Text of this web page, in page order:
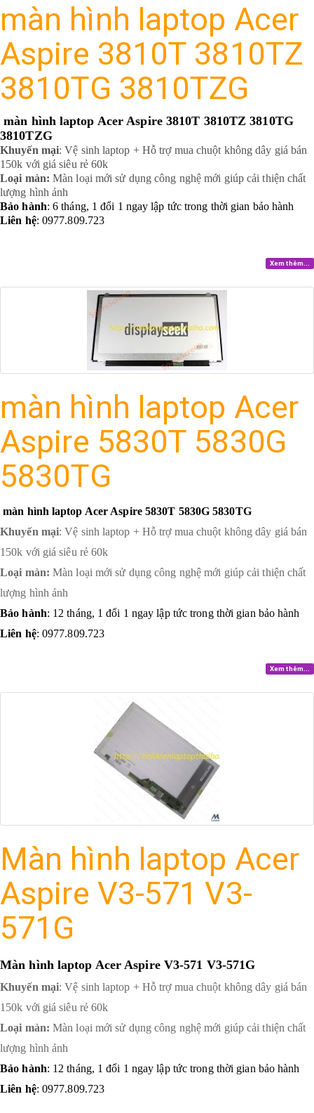
màn hình laptop Acer
Aspire 3810T 3810TZ
3810TG 3810TZG
màn hình laptop Acer Aspire 3810T 3810TZ 3810TG
3810TZG
Khuyến mại: Vệ sinh laptop + Hỗ trợ mua chuột không dây giá bán
150k với giá siêu rẻ 60k
Loại màn: Màn loại mới sử dụng công nghệ mới giúp cải thiện chất
lượng hình ảnh
Bảo hành: 6 tháng, 1 đổi 1 ngay lập tức trong thời gian bảo hành
Liên hệ: 0977.809.723
Xem thêm...
màn hình laptop Acer
Aspire 5830T 5830G
5830TG
màn hình laptop Acer Aspire 5830T 5830G 5830TG
Khuyến mại: Vệ sinh laptop + Hỗ trợ mua chuột không dây giá bán
150k với giá siêu rẻ 60k
Loại màn: Màn loại mới sử dụng công nghệ mới giúp cải thiện chất
lượng hình ảnh
Bảo hành: 12 tháng, 1 đổi 1 ngay lập tức trong thời gian bảo hành
Liên hệ: 0977.809.723
Xem thêm...
Màn hình laptop Acer
Aspire V3-571 V3-
571G
Màn hình laptop Acer Aspire V3-571 V3-571G
Khuyến mại: Vệ sinh laptop + Hỗ trợ mua chuột không dây giá bán
150k với giá siêu rẻ 60k
Loại màn: Màn loại mới sử dụng công nghệ mới giúp cải thiện chất
lượng hình ảnh
Bảo hành: 12 tháng, 1 đổi 1 ngay lập tức trong thời gian bảo hành
Liên hệ: 0977.809.723